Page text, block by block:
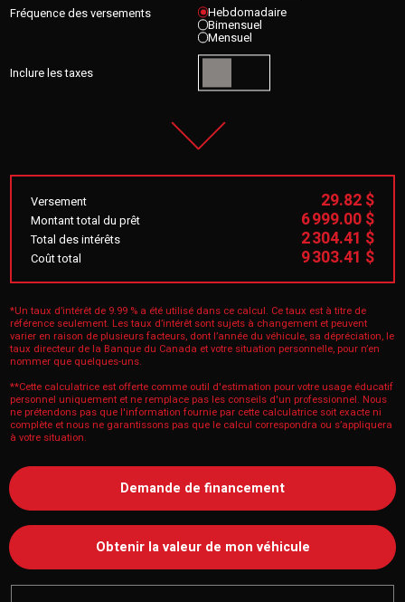
Fréquence des versements Hebdomadaire
Bimensuel
Mensuel
Inclure les taxes
Versement 29.82 $
Montant total du prêt 6 999.00 $
Total des intérêts 2 304.41 $
Coût total 9 303.41 $
*Un taux d’intérêt de 9.99 % a été utilisé dans ce calcul. Ce taux est à titre de
référence seulement. Les taux d’intérêt sont sujets à changement et peuvent
varier en raison de plusieurs facteurs, dont l’année du véhicule, sa dépréciation, le
taux directeur de la Banque du Canada et votre situation personnelle, pour n’en
nommer que quelques-uns.
**Cette calculatrice est offerte comme outil d'estimation pour votre usage éducatif
personnel uniquement et ne remplace pas les conseils d'un professionnel. Nous
ne prétendons pas que l'information fournie par cette calculatrice soit exacte ni
complète et nous ne garantissons pas que le calcul correspondra ou s’appliquera
à votre situation.
Demande de financement
Obtenir la valeur de mon véhicule